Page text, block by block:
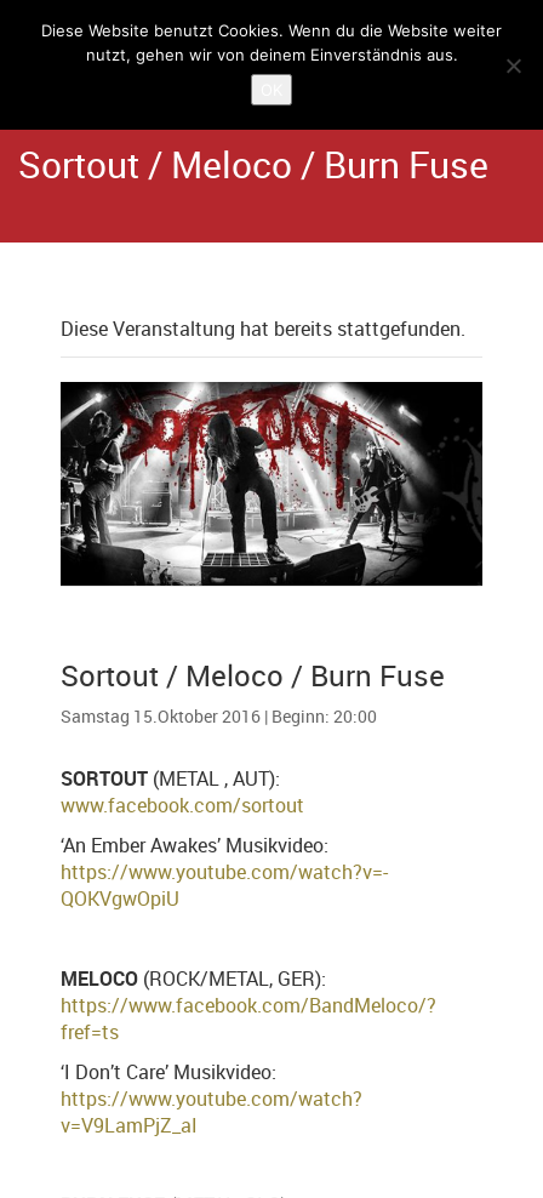
Angebote Schlachthaus
Sortout / Meloco / Burn Fuse
Diese Veranstaltung hat bereits stattgefunden.
Sortout / Meloco / Burn Fuse
Samstag 15.Oktober 2016 | Beginn: 20:00
SORTOUT (METAL , AUT):
www.facebook.com/sortout
‘An Ember Awakes’ Musikvideo:
https://www.youtube.com/watch?v=-
QOKVgwOpiU
MELOCO (ROCK/METAL, GER):
https://www.facebook.com/BandMeloco/?
fref=ts
‘I Don’t Care’ Musikvideo:
https://www.youtube.com/watch?
v=V9LamPjZ_aI
Diese Website benutzt Cookies. Wenn du die Website weiter
nutzt, gehen wir von deinem Einverständnis aus.